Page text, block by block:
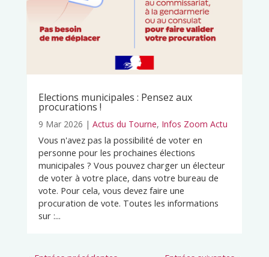
Elections municipales : Pensez aux
procurations !
9 Mar 2026 | Actus du Tourne, Infos Zoom Actu
Vous n'avez pas la possibilité de voter en
personne pour les prochaines élections
municipales ? Vous pouvez charger un électeur
de voter à votre place, dans votre bureau de
vote. Pour cela, vous devez faire une
procuration de vote. Toutes les informations
sur :...